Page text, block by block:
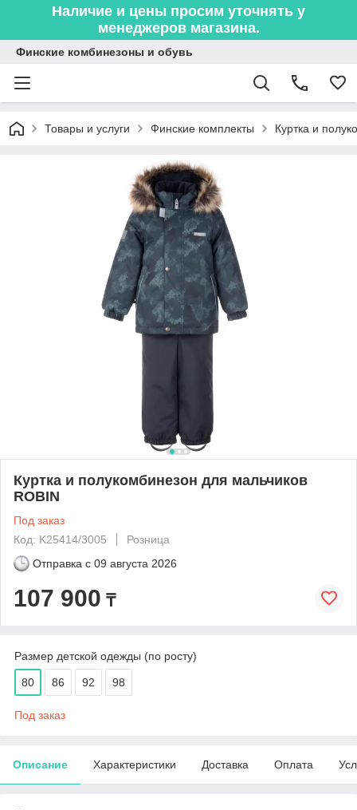
Наличие и цены просим уточнять у
менеджеров магазина.
Финские комбинезоны и обувь
Товары и услуги Финские комплекты Куртка и
Куртка и полукомбинезон для мальчиков
ROBIN
Под заказ
Код: K25414/3005
Розница
Отправка с 09 августа 2026
107 900 ₸
Размер детской одежды (по росту)
80 86 92 98
Под заказ
Описание Характеристики Доставка Оплата